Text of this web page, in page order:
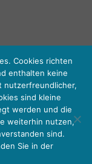
Immobilien - Ihr Immobilien
Cookies richten
enthalten keine
nutzerfreundlicher,
sind kleine
werden und die
weiterhin nutzen,
sind.
Sie in der